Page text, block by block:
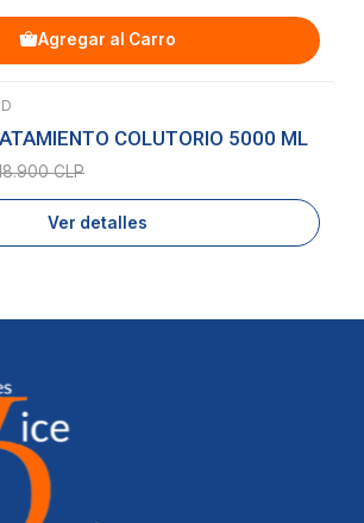
Agregar al Carro
COLUTORIO 5000 ML
CLP
Ver detalles